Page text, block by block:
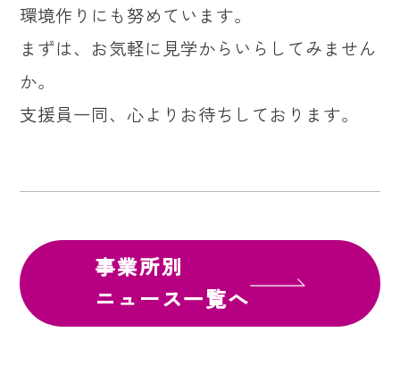
環境作りにも努めています。
まずは、お気軽に見学からいらしてみません
か。
支援員一同、心よりお待ちしております。
事業所別
ニュース一覧へ